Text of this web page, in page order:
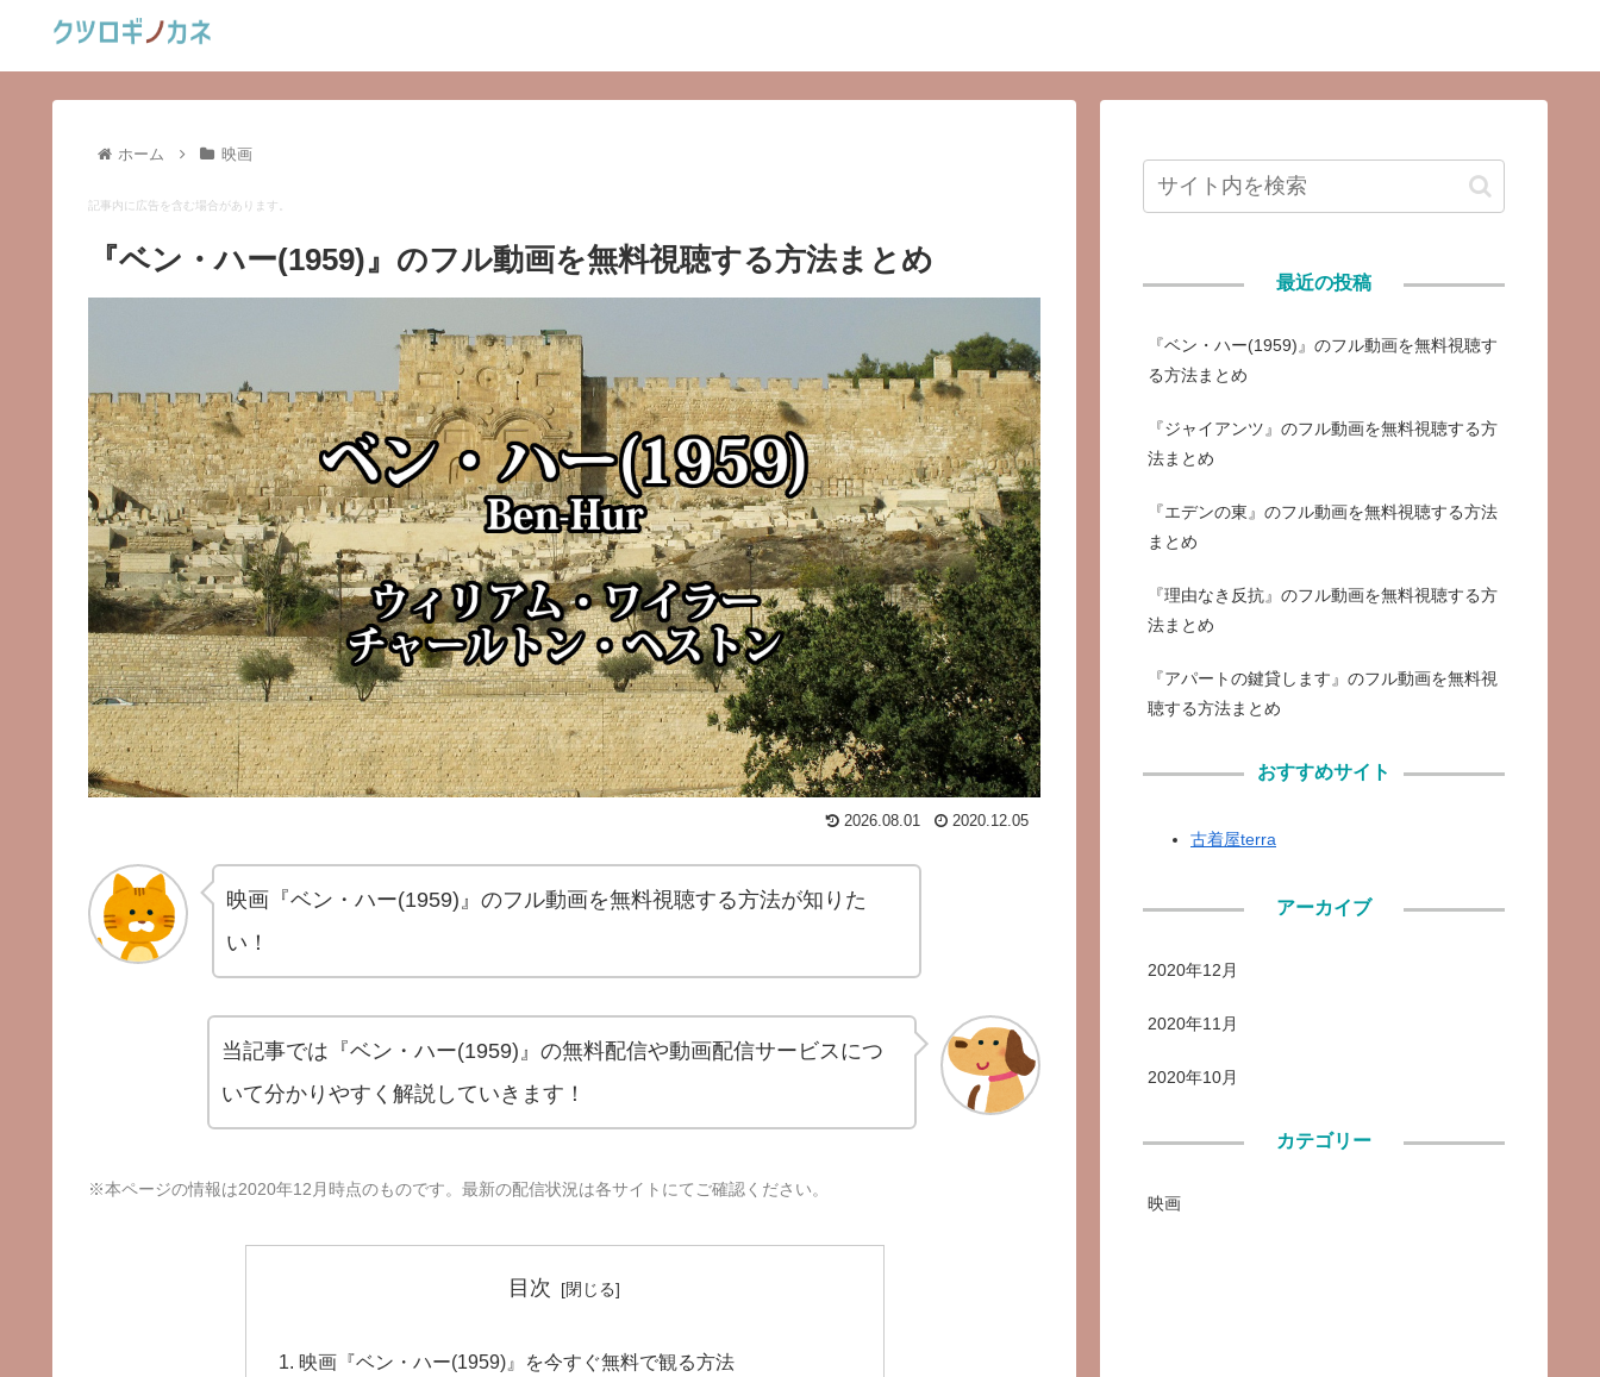
ホーム 映画
記事内に広告を含む場合があります。
『ベン・ハー(1959)』のフル動画を無料視聴する方法まとめ
2026.08.01 2020.12.05
映画『ベン・ハー(1959)』のフル動画を無料視聴する方法が知りた
い！
当記事では『ベン・ハー(1959)』の無料配信や動画配信サービスにつ
いて分かりやすく解説していきます！
※本ページの情報は2020年12月時点のものです。最新の配信状況は各サイトにてご確認ください。
目次
映画『ベン・ハー(1959)』を今すぐ無料で観る方法
最近の投稿
『ベン・ハー(1959)』のフル動画を無料視聴す
る方法まとめ
『ジャイアンツ』のフル動画を無料視聴する方
法まとめ
『エデンの東』のフル動画を無料視聴する方法
まとめ
『理由なき反抗』のフル動画を無料視聴する方
法まとめ
『アパートの鍵貸します』のフル動画を無料視
聴する方法まとめ
おすすめサイト
古着屋terra
アーカイブ
2020年12月
2020年11月
2020年10月
カテゴリー
映画